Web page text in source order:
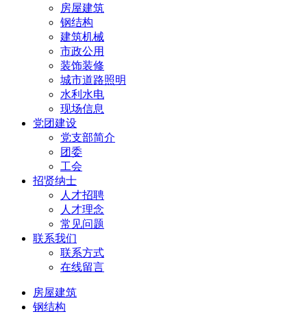
房屋建筑
钢结构
建筑机械
市政公用
装饰装修
城市道路照明
水利水电
现场信息
党团建设
党支部简介
团委
工会
招贤纳士
人才招聘
人才理念
常见问题
联系我们
联系方式
在线留言
房屋建筑
钢结构